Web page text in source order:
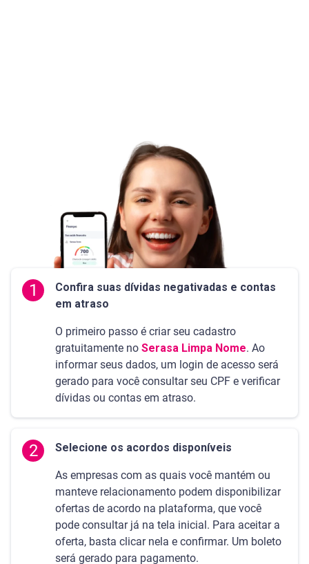
1
Confira suas dívidas negativadas e contas
em atraso
O primeiro passo é criar seu cadastro
gratuitamente no Serasa Limpa Nome. Ao
informar seus dados, um login de acesso será
gerado para você consultar seu CPF e verificar
dívidas ou contas em atraso.
2 Selecione os acordos disponíveis
As empresas com as quais você mantém ou
manteve relacionamento podem disponibilizar
ofertas de acordo na plataforma, que você
pode consultar já na tela inicial. Para aceitar a
oferta, basta clicar nela e confirmar. Um boleto
será gerado para pagamento.